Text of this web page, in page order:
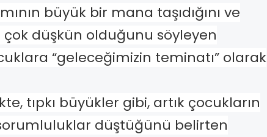
büyük bir mana taşıdığını ve
düşkün olduğunu söyleyen
“geleceğimizin teminatı” olarak
tıpkı büyükler gibi, artık çocukların
düştüğünü belirten